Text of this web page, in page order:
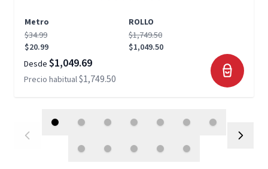
Metro
ROLLO
$34.99
$20.99
$1,749.50
$1,049.50
Desde $1,049.69
Precio habitual$1,749.50